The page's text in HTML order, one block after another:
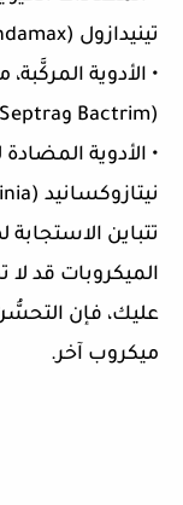
تينيدازول (Tindamax)
• الأدوية
(Bactrim وSeptra وغيرهما)
• الأدوية
نيتازوكسانيد (Alinia)
تتباين الاستجابة
الميكروبات قد
عليك، فإن
ميكروب آخر.